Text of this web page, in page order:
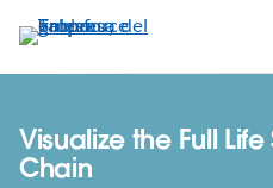
contenido
Visualize the Full
Chain